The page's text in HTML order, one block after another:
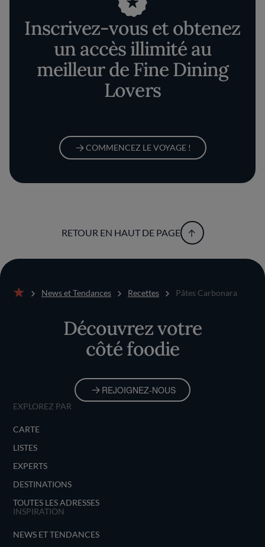
Inscrivez-vous et obtenez
un accès illimité au
meilleur de Fine Dining
Lovers
COMMENCEZ LE VOYAGE !
RETOUR EN HAUT DE PAGE
News et Tendances Recettes Pâtes Carbonara
Découvrez votre
côté foodie
REJOIGNEZ-NOUS
EXPLOREZ PAR
CARTE
LISTES
EXPERTS
DESTINATIONS
TOUTES LES ADRESSES
INSPIRATION
NEWS ET TENDANCES